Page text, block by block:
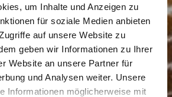
um Inhalte und Anzeigen zu
für soziale Medien anbieten
auf unsere Website zu
geben wir Informationen zu Ihrer
Website an unsere Partner für
und Analysen weiter. Unsere
Informationen möglicherweise mit